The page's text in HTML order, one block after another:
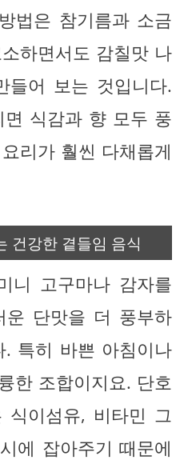
법은 참기름과 소금
하면서도 감칠맛 나
들어 보는 것입니다.
식감과 향 모두 풍
리가 훨씬 다채롭게
건강한 곁들임 음식
니 고구마나 감자를
운 단맛을 더 풍부하
특히 바쁜 아침이나
한 조합이지요. 단호
식이섬유, 비타민 그
에 잡아주기 때문에